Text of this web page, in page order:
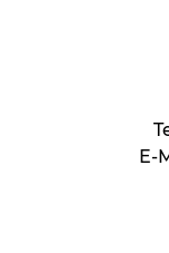
E-